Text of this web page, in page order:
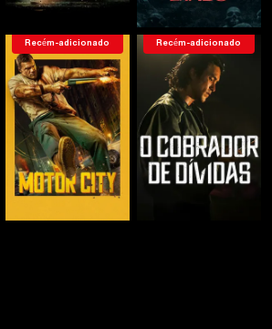
Recém-adicionado Recém-adicionado